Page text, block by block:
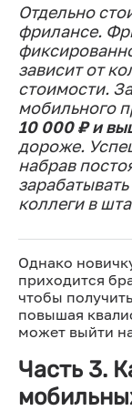
Отдельно
фрилансе.
зависит от
стоимости.
мобильного
10 000 ₽ и
дороже.
набрав
коллеги в
Однако
приходится
чтобы
повышая
может выйти
Часть 3.